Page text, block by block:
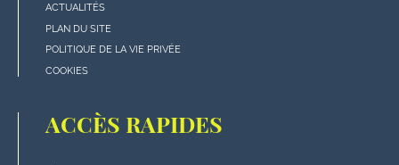
de
page
ACTUALITÉS
PLAN DU SITE
POLITIQUE DE LA VIE PRIVÉE
COOKIES
ACCÈS RAPIDES